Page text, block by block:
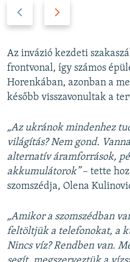
v
i
o
u
l
i
d
e
t
s
l
i
e
Az invázió kezdeti
frontvonal, így számos
Horenkában, azonban a
később visszavonultak a
„Az ukránok mindenhez
világítás? Nem gond.
alternatív áramforrások,
akkumulátorok”– tette
szomszédja, Olena
„Amikor a szomszédban
feltöltjük a telefonokat, a
Nincs víz? Rendben van.